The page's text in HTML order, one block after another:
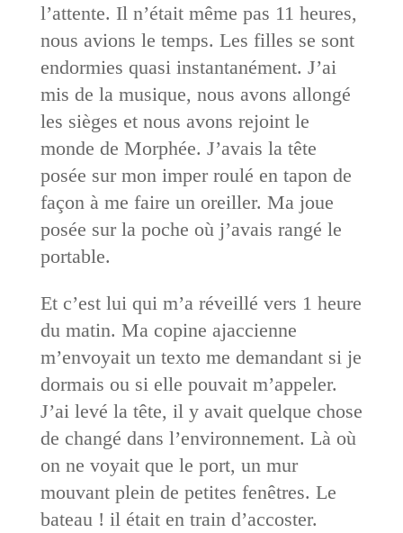
l’attente. Il n’était même pas 11 heures,
nous avions le temps. Les filles se sont
endormies quasi instantanément. J’ai
mis de la musique, nous avons allongé
les sièges et nous avons rejoint le
monde de Morphée. J’avais la tête
posée sur mon imper roulé en tapon de
façon à me faire un oreiller. Ma joue
posée sur la poche où j’avais rangé le
portable.
Et c’est lui qui m’a réveillé vers 1 heure
du matin. Ma copine ajaccienne
m’envoyait un texto me demandant si je
dormais ou si elle pouvait m’appeler.
J’ai levé la tête, il y avait quelque chose
de changé dans l’environnement. Là où
on ne voyait que le port, un mur
mouvant plein de petites fenêtres. Le
bateau ! il était en train d’accoster.